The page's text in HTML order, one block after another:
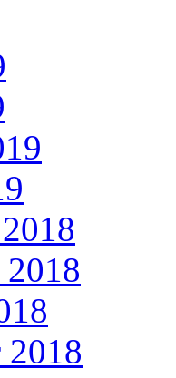
2018